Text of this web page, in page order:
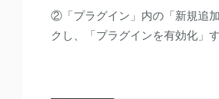
②「プラグイン」内の「新規追
クし、「プラグインを有効化」す